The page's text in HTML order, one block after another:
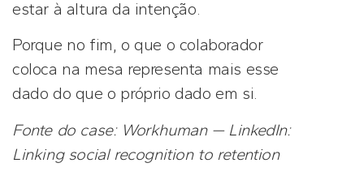
estar à altura da intenção.
Porque no fim, o que o colaborador
coloca na mesa representa mais esse
dado do que o próprio dado em si.
Fonte do case: Workhuman — LinkedIn:
Linking social recognition to retention